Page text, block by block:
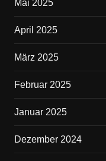
Mai 2025
April 2025
März 2025
Februar 2025
Januar 2025
Dezember 2024